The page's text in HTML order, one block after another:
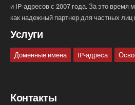
и IP-адресов с 2007 года. За это время
как надежный партнер для частных
Услуги
Доменные имена IP-адреса
Контакты